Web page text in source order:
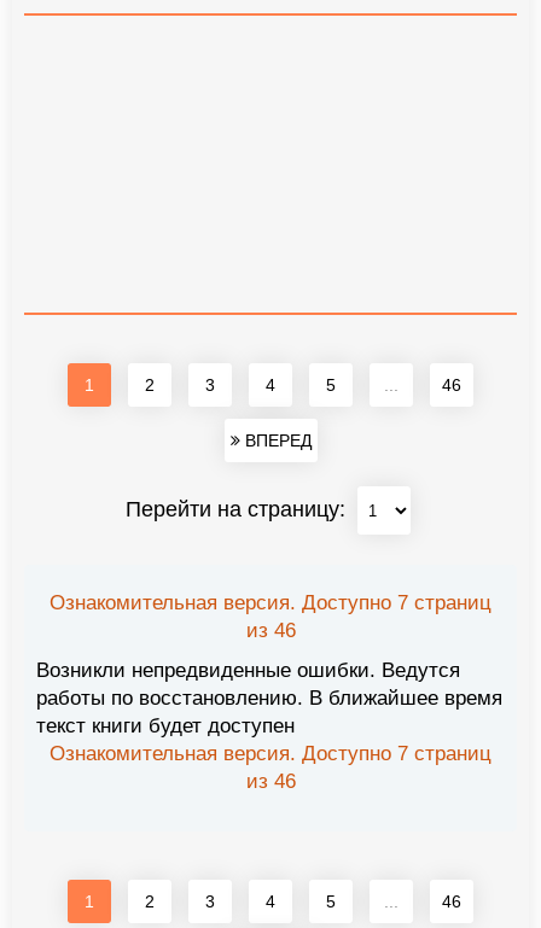
1 2 3 4 5 46
ВПЕРЕД
Перейти на страницу:
Ознакомительная версия. Доступно 7 страниц
из 46
Возникли непредвиденные ошибки. Ведутся
работы по восстановлению. В ближайшее время
текст книги будет доступен
Ознакомительная версия. Доступно 7 страниц
из 46
1 2 3 4 5 46